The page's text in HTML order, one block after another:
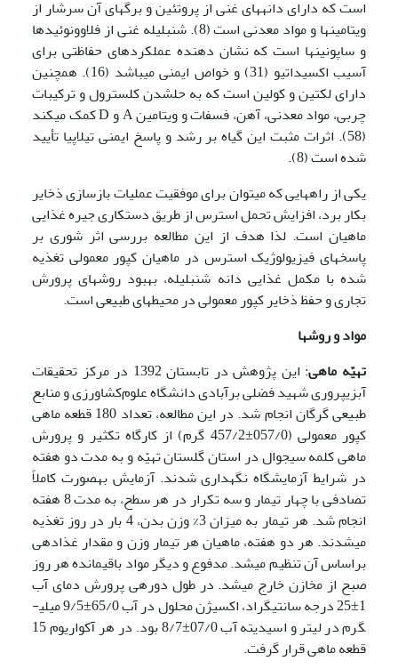
است که دارای دانه­های غنی از پروتئین و برگ­های آن سرشار از
ویتامین­ها و مواد معدنی است (8). شنبلیله غنی از فلاوونوئیدها
و ساپونین­ها است که نشان دهنده عملکردهای حفاظتی برای
آسیب اکسیداتیو (31) و خواص ایمنی می­باشد (16). همچنین
دارای لکتین و کولین است که به حل­شدن کلسترول و ترکیبات
چربی، مواد معدنی، آهن، فسفات و ویتامین A و D کمک می­کند
(58). اثرات مثبت این گیاه بر رشد و پاسخ ایمنی تیلاپیا تأیید
شده است (8).
یکی از راه­هایی که می­توان برای موفقیت عملیات بازسازی ذخایر
بکار برد، افزایش تحمل استرس از طریق دستکاری جیره غذایی
ماهیان است. لذا هدف از این مطالعه بررسی اثر شوری بر
پاسخ­های فیزیولوژیک استرس در ماهیان کپور معمولی تغذیه
شده با مکمل غذایی دانه شنبلیله، بهبود روش­های پرورش
تجاری و حفظ ذخایر کپور معمولی در محیط­های طبیعی است.
مواد و روش­ها
تهیّه ماهی
: این پژوهش در تابستان 1392 در مرکز تحقیقات
آبزی­پروری شهید فضلی برآبادی دانشگاه علوم‌‌کشاورزی و منابع
طبیعی گرگان انجام شد. در این مطالعه، تعداد 180 قطعه ماهی
کپور معمولی (057/0±457/2 گرم) از کارگاه تکثیر و پرورش
ماهی کلمه سیجوال در استان گلستان تهیّه و به مدت دو هفته
در شرایط آزمایشگاه نگهداری شدند. آزمایش به­صورت کاملاً
تصادفی با چهار تیمار و سه تکرار در هر سطح، به مدت 8 هفته
انجام شد. هر تیمار به میزان 3% وزن بدن، 4 بار در روز تغذیه
می­شدند. هر دو هفته، ماهیان هر تیمار وزن و مقدار غذادهی
براساس آن تنظیم می­شد. مدفوع و دیگر مواد باقیمانده هر روز
صبح از مخازن خارج می­شد. در طول دوره­ی پرورش دمای آب
1±25 درجه سانتی­گراد، اکسیژن محلول در آب 65/0±9/5 میلی­
گرم در لیتر و اسیدیته آب 07/0±8/7 بود. در هر آکواریوم 15
قطعه ماهی قرار گرفت.